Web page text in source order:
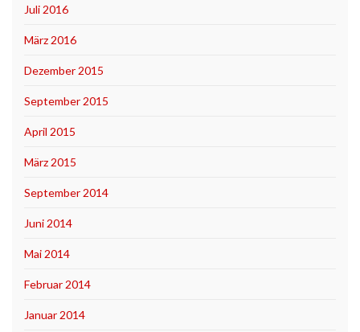
Juli 2016
März 2016
Dezember 2015
September 2015
April 2015
März 2015
September 2014
Juni 2014
Mai 2014
Februar 2014
Januar 2014